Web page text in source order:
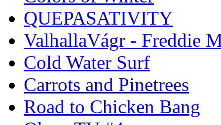
QUEPASATIVITY
ValhallaVágr - Freddie
Cold Water Surf
Carrots and Pinetrees
Road to Chicken Bang